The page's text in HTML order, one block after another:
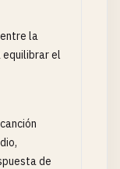
la
equilibrar el
de